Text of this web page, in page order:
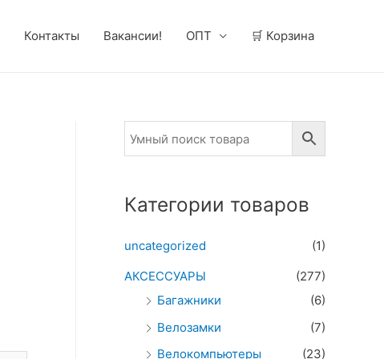
Контакты Вакансии! ОПТ 🛒 Корзина
Категории товаров
uncategorized
(1)
АКСЕССУАРЫ
(277)
Багажники
(6)
Велозамки
(7)
Велокомпьютеры
(23)